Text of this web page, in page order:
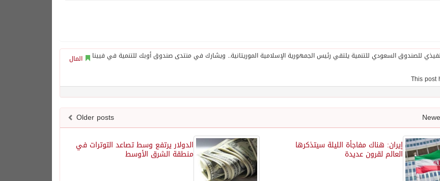
المال
Older posts
الدولار يرتفع وسط تصاعد التوترات في
منطقة الشرق الأوسط
إيران: هناك مفاجأة الليلة سيتذكرها
العالم لقرون عديدة